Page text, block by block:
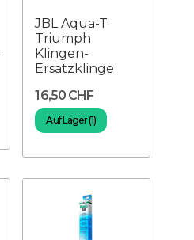
JBL Aqua-T
Triumph
Klingen-
Ersatzklinge
16,50 CHF
Auf Lager (1)